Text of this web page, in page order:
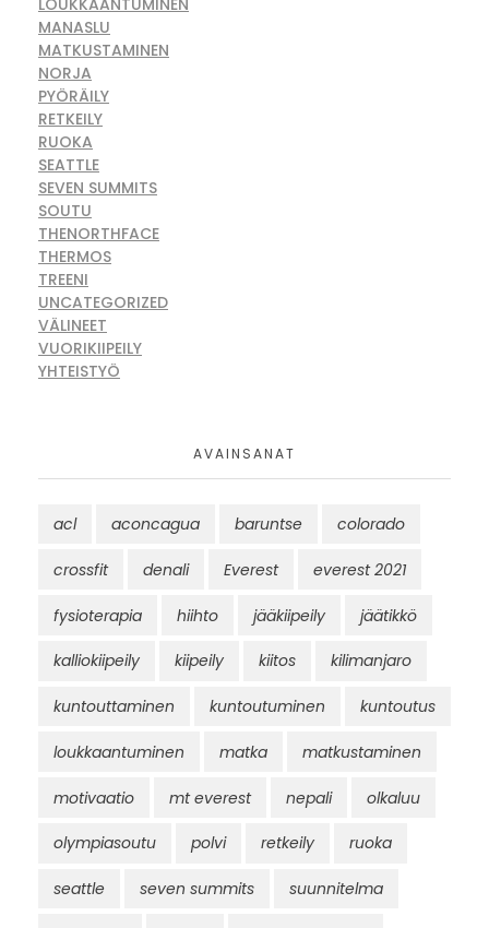
MANASLU
MATKUSTAMINEN
NORJA
PYÖRÄILY
RETKEILY
RUOKA
SEATTLE
SEVEN SUMMITS
SOUTU
THENORTHFACE
THERMOS
TREENI
UNCATEGORIZED
VÄLINEET
VUORIKIIPEILY
YHTEISTYÖ
AVAINSANAT
acl aconcagua baruntse colorado
crossfit denali Everest everest 2021
fysioterapia hiihto jääkiipeily jäätikkö
kalliokiipeily kiipeily kiitos kilimanjaro
kuntouttaminen kuntoutuminen kuntoutus
loukkaantuminen matka matkustaminen
motivaatio mt everest nepali olkaluu
olympiasoutu polvi retkeily ruoka
seattle seven summits suunnitelma